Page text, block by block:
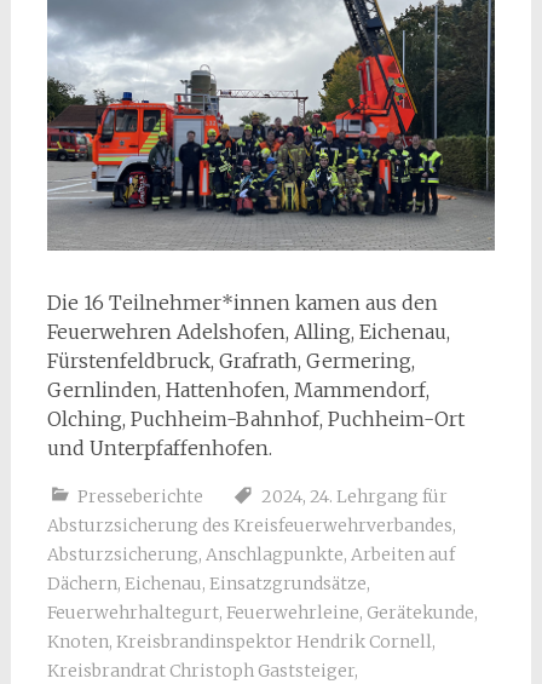
Die 16 Teilnehmer*innen kamen aus den
Feuerwehren Adelshofen, Alling, Eichenau,
Fürstenfeldbruck, Grafrath, Germering,
Gernlinden, Hattenhofen, Mammendorf,
Olching, Puchheim-Bahnhof, Puchheim-Ort
und Unterpfaffenhofen.
Presseberichte 2024, 24. Lehrgang für
Absturzsicherung des Kreisfeuerwehrverbandes,
Absturzsicherung, Anschlagpunkte, Arbeiten auf
Dächern, Eichenau, Einsatzgrundsätze,
Feuerwehrhaltegurt, Feuerwehrleine, Gerätekunde,
Knoten, Kreisbrandinspektor Hendrik Cornell,
Kreisbrandrat Christoph Gaststeiger,